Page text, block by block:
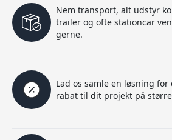
Nem transport, alt udstyr
trailer og ofte stationcar
gerne.
Lad os samle en løsning
rabat til dit projekt på